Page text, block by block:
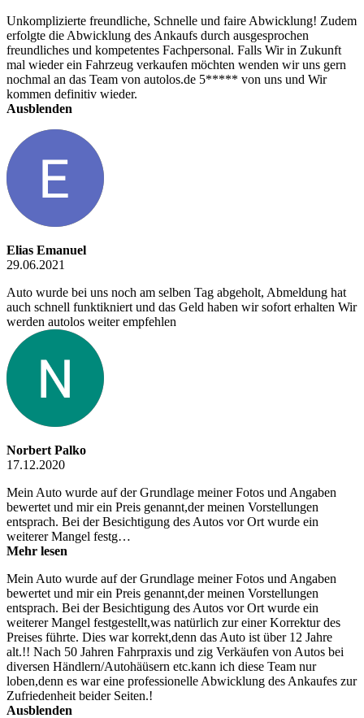
Unkomplizierte freundliche, Schnelle und faire Abwicklung! Zudem
erfolgte die Abwicklung des Ankaufs durch ausgesprochen
freundliches und kompetentes Fachpersonal. Falls Wir in Zukunft
mal wieder ein Fahrzeug verkaufen möchten wenden wir uns gern
nochmal an das Team von autolos.de 5***** von uns und Wir
kommen definitiv wieder.
Ausblenden
Elias Emanuel
29.06.2021
Auto wurde bei uns noch am selben Tag abgeholt, Abmeldung hat
auch schnell funktikniert und das Geld haben wir sofort erhalten Wir
werden autolos weiter empfehlen
Norbert Palko
17.12.2020
Mein Auto wurde auf der Grundlage meiner Fotos und Angaben
bewertet und mir ein Preis genannt,der meinen Vorstellungen
entsprach. Bei der Besichtigung des Autos vor Ort wurde ein
weiterer Mangel festg…
Mehr lesen
Mein Auto wurde auf der Grundlage meiner Fotos und Angaben
bewertet und mir ein Preis genannt,der meinen Vorstellungen
entsprach. Bei der Besichtigung des Autos vor Ort wurde ein
weiterer Mangel festgestellt,was natürlich zur einer Korrektur des
Preises führte. Dies war korrekt,denn das Auto ist über 12 Jahre
alt.!! Nach 50 Jahren Fahrpraxis und zig Verkäufen von Autos bei
diversen Händlern/Autohäüsern etc.kann ich diese Team nur
loben,denn es war eine professionelle Abwicklung des Ankaufes zur
Zufriedenheit beider Seiten.!
Ausblenden